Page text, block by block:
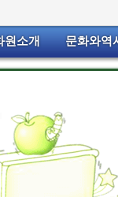
원소개 문화와역